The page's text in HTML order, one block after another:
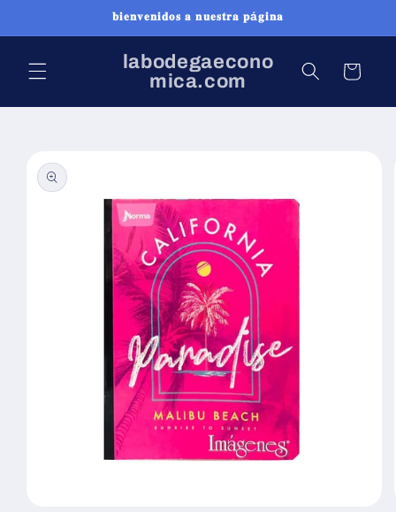
al contenido
𝐛𝐢𝐞𝐧𝐯𝐞𝐧𝐢𝐝𝐨𝐬 𝐚 𝐧𝐮𝐞𝐬𝐭𝐫𝐚 𝐩á𝐠𝐢𝐧𝐚
labodegaecono
mica.com
Carrito
información